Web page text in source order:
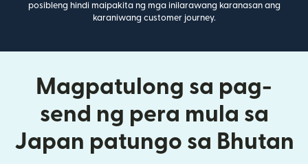
posibleng hindi maipakita ng mga inilarawang karanasan ang
karaniwang customer journey.
Magpatulong sa pag-
send ng pera mula sa
Japan patungo sa Bhutan